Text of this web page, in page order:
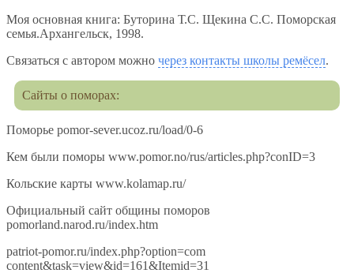
Моя основная книга: Буторина Т.С. Щекина С.С. Поморская
семья.Архангельск, 1998.
Связаться с автором можно через контакты школы ремёсел.
Сайты о поморах:
Поморье pomor-sever.ucoz.ru/load/0-6
Кем были поморы www.pomor.no/rus/articles.php?conID=3
Кольские карты www.kolamap.ru/
Официальный сайт общины поморов
pomorland.narod.ru/index.htm
patriot-pomor.ru/index.php?option=com
content&task=view&id=161&Itemid=31